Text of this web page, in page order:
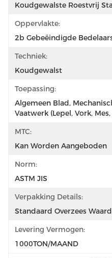
Koudgewalste Roestvrij
Oppervlakte:
2b Gebeëindigde
Techniek:
Koudgewalst
Toepassing:
Algemeen Blad,
Vaatwerk (lepel, Vork, Mes,
MTC:
Kan Worden Aangeboden
Norm:
ASTM JIS
Verpakking Details:
Standaard Overzees
Levering Vermogen:
1000TON/MAAND